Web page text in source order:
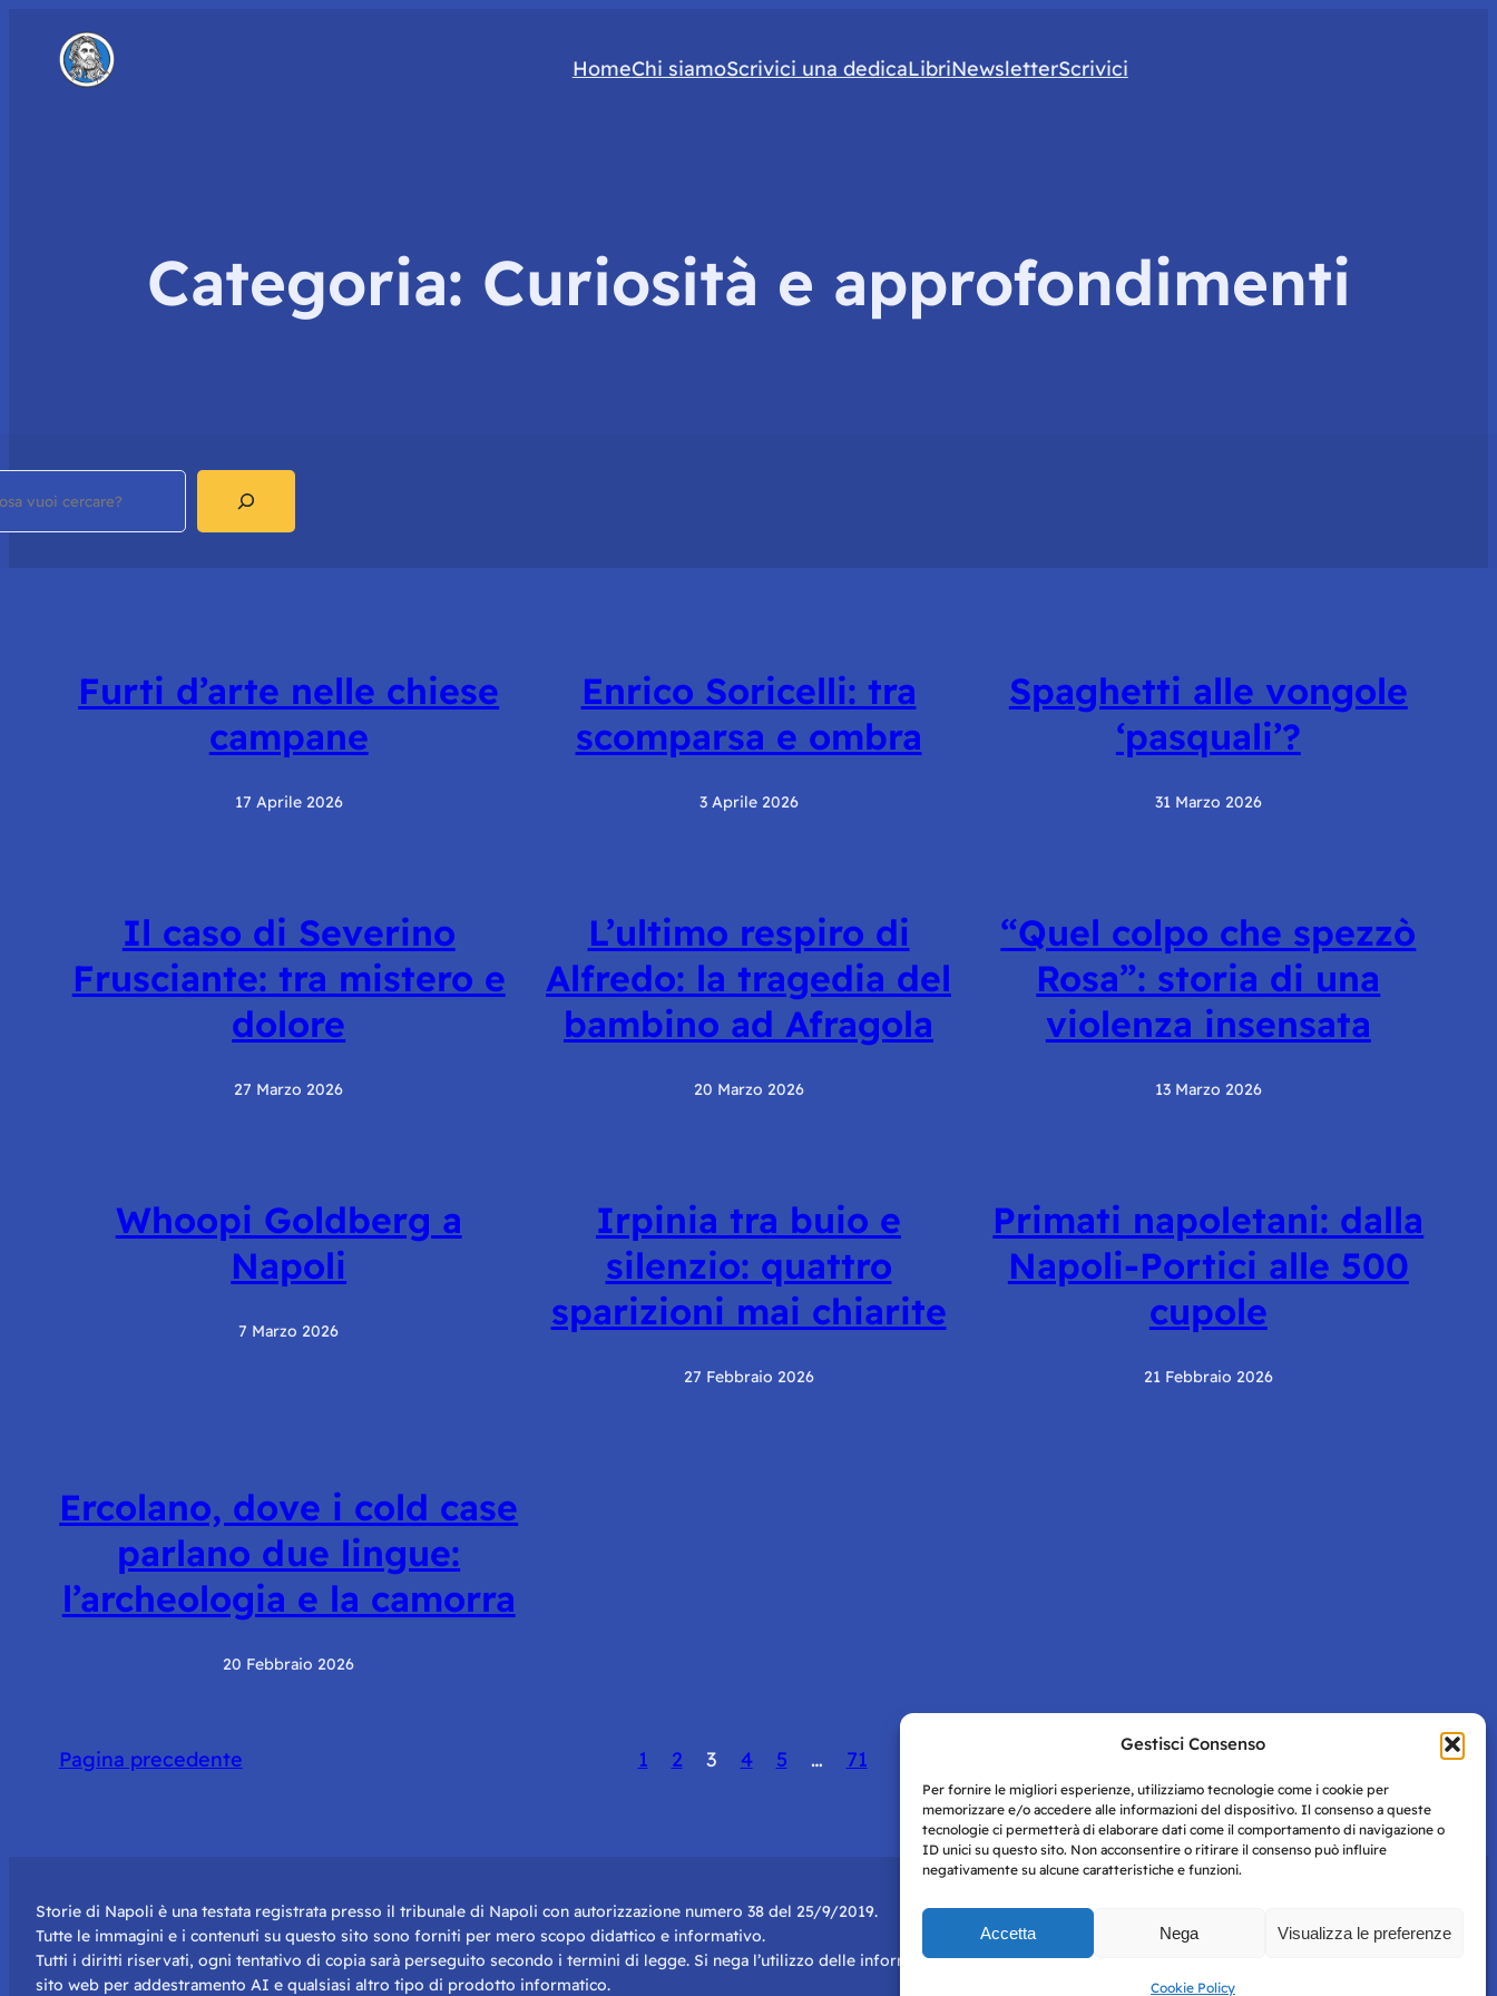
Gestisci Consenso
Per fornire le migliori esperienze, utilizziamo tecnologie come i cookie per
memorizzare e/o accedere alle informazioni del dispositivo. Il consenso a queste
tecnologie ci permetterà di elaborare dati come il comportamento di navigazione o
ID unici su questo sito. Non acconsentire o ritirare il consenso può influire
negativamente su alcune caratteristiche e funzioni.
Accetta Nega Visualizza le preferenze
Cookie Policy
HomeChi siamoScrivici una dedicaLibriNewsletterScrivici
Categoria: Curiosità e approfondimenti
Furti d’arte nelle chiese
campane
17 Aprile 2026
Enrico Soricelli: tra
scomparsa e ombra
3 Aprile 2026
Spaghetti alle vongole
‘pasquali’?
31 Marzo 2026
Il caso di Severino
Frusciante: tra mistero e
dolore
27 Marzo 2026
L’ultimo respiro di
Alfredo: la tragedia del
bambino ad Afragola
20 Marzo 2026
“Quel colpo che spezzò
Rosa”: storia di una
violenza insensata
13 Marzo 2026
Whoopi Goldberg a
Napoli
7 Marzo 2026
Irpinia tra buio e
silenzio: quattro
sparizioni mai chiarite
27 Febbraio 2026
Primati napoletani: dalla
Napoli-Portici alle 500
cupole
21 Febbraio 2026
Ercolano, dove i cold case
parlano due lingue:
l’archeologia e la camorra
20 Febbraio 2026
Pagina precedente 1 2 3 4 5 … 71
Storie di Napoli è una testata registrata presso il tribunale di Napoli con autorizzazione numero 38 del 25/9/2019.
Tutte le immagini e i contenuti su questo sito sono forniti per mero scopo didattico e informativo.
Tutti i diritti riservati, ogni tentativo di copia sarà perseguito secondo i termini di legge. Si nega l’utilizzo delle informazioni in questo
sito web per addestramento AI e qualsiasi altro tipo di prodotto informatico.
Policy